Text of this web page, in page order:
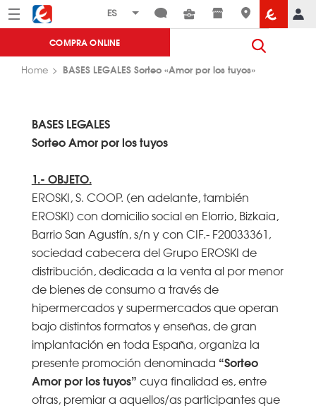
Menú Eroski
COMPRA ONLINE
Home BASES LEGALES Sorteo «Amor por los tuyos»
BASES LEGALES
Sorteo Amor por los tuyos
1.- OBJETO.
EROSKI, S. COOP. (en adelante, también
EROSKI) con domicilio social en Elorrio, Bizkaia,
Barrio San Agustín, s/n y con CIF.- F20033361,
sociedad cabecera del Grupo EROSKI de
distribución, dedicada a la venta al por menor
de bienes de consumo a través de
hipermercados y supermercados que operan
bajo distintos formatos y enseñas, de gran
implantación en toda España, organiza la
presente promoción denominada “Sorteo
Amor por los tuyos” cuya finalidad es, entre
otras, premiar a aquellos/as participantes que